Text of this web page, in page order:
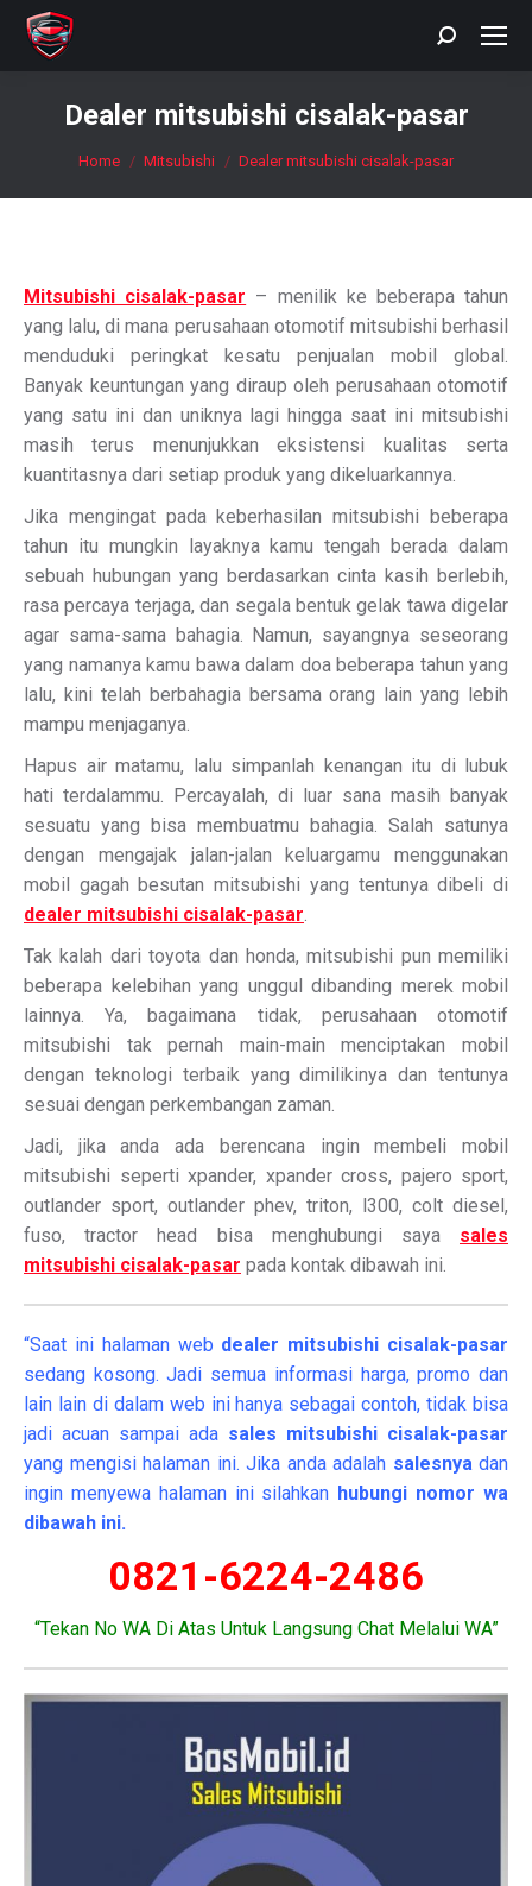
Search:
Dealer mitsubishi cisalak-pasar
You are here:
Home Mitsubishi Dealer mitsubishi cisalak-pasar
Mitsubishi cisalak-pasar – menilik ke beberapa tahun
yang lalu, di mana perusahaan otomotif mitsubishi berhasil
menduduki peringkat kesatu penjualan mobil global.
Banyak keuntungan yang diraup oleh perusahaan otomotif
yang satu ini dan uniknya lagi hingga saat ini mitsubishi
masih terus menunjukkan eksistensi kualitas serta
kuantitasnya dari setiap produk yang dikeluarkannya.
Jika mengingat pada keberhasilan mitsubishi beberapa
tahun itu mungkin layaknya kamu tengah berada dalam
sebuah hubungan yang berdasarkan cinta kasih berlebih,
rasa percaya terjaga, dan segala bentuk gelak tawa digelar
agar sama-sama bahagia. Namun, sayangnya seseorang
yang namanya kamu bawa dalam doa beberapa tahun yang
lalu, kini telah berbahagia bersama orang lain yang lebih
mampu menjaganya.
Hapus air matamu, lalu simpanlah kenangan itu di lubuk
hati terdalammu. Percayalah, di luar sana masih banyak
sesuatu yang bisa membuatmu bahagia. Salah satunya
dengan mengajak jalan-jalan keluargamu menggunakan
mobil gagah besutan mitsubishi yang tentunya dibeli di
dealer mitsubishi cisalak-pasar.
Tak kalah dari toyota dan honda, mitsubishi pun memiliki
beberapa kelebihan yang unggul dibanding merek mobil
lainnya. Ya, bagaimana tidak, perusahaan otomotif
mitsubishi tak pernah main-main menciptakan mobil
dengan teknologi terbaik yang dimilikinya dan tentunya
sesuai dengan perkembangan zaman.
Jadi, jika anda ada berencana ingin membeli mobil
mitsubishi seperti xpander, xpander cross, pajero sport,
outlander sport, outlander phev, triton, l300, colt diesel,
fuso, tractor head bisa menghubungi saya sales
mitsubishi cisalak-pasar pada kontak dibawah ini.
“Saat ini halaman web dealer mitsubishi cisalak-pasar
sedang kosong. Jadi semua informasi harga, promo dan
lain lain di dalam web ini hanya sebagai contoh, tidak bisa
jadi acuan sampai ada sales mitsubishi cisalak-pasar
yang mengisi halaman ini. Jika anda adalah salesnyadan
ingin menyewa halaman ini silahkan hubungi nomor wa
dibawah ini.
0821-6224-2486
“Tekan No WA Di Atas Untuk Langsung Chat Melalui WA”